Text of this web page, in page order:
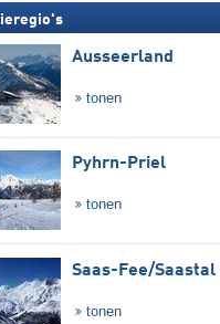
Ausseerland
tonen
Pyhrn-Priel
tonen
Saas-Fee/​Saastal
tonen